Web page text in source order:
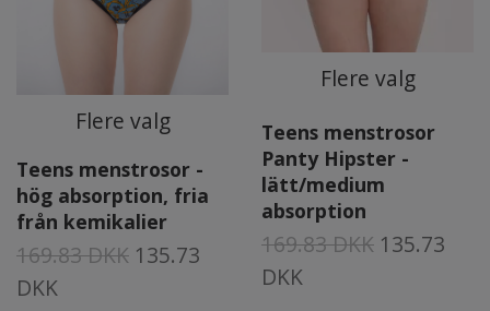
Flere valg
Teens menstrosor -
hög absorption, fria
från kemikalier
169.83 DKK 135.73
DKK
Flere valg
Teens menstrosor
Panty Hipster -
lätt/medium
absorption
169.83 DKK 135.73
DKK